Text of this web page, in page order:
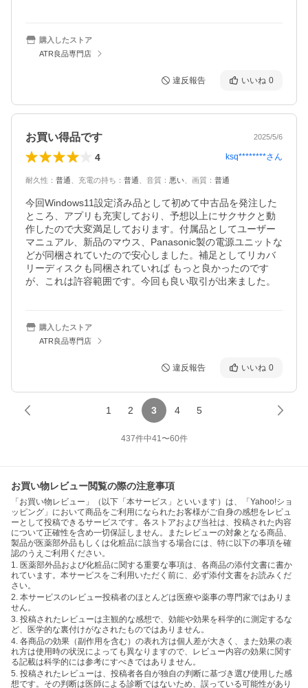
購入したストア
ATR良品専門店
違反報告 いいね 0
お買い得品です 2025/5/6
4 ksq********さん
耐久性 ： 普通 充電の持ち ： 普通 音質 ： 悪い 画質 ： 普通
今回Windows11設定済み品として初めて中古品を発注した
ところ、アプリも充実しており、予想以上にサクサクと動
作したので大変満足しております。付属品としてユーザー
マニュアル、新品のマウス、Panasonic製の電源ユニットな
どが同梱されていたので安心しました。補足としてリカバ
リーディスクも同梱されていれば もっと良かったのです
が、これは許容範囲です。今回も良い取引が出来ました。
購入したストア
ATR良品専門店
違反報告 いいね 0
1 2 3 4 5
437件中41〜60件
お買い物レビュー閲覧の際の注意事項
「お買い物レビュー」（以下「本サービス」といいます）は、「Yahoo!ショ
ッピング」において商品をご利用になられたお客様がご自身の感想をレビュ
ーとして投稿できるサービスです。各ストアおよび当社は、投稿された内容
について正確性を含め一切保証しません。またレビューの対象となる商品、
製品が医薬部外品もしくは化粧品に該当する場合には、特に以下の事項を確
認のうえご利用ください。
1. 医薬部外品および化粧品に関する重要な事項は、各商品の添付文書に書か
れています。本サービスをご利用いただく前に、必ず添付文書をお読みくだ
さい。
2. 本サービスのレビュー投稿者のほとんどは医療や薬事の専門家ではありま
せん。
3. 投稿されたレビューは主観的な感想で、効能や効果を科学的に測定するな
ど、医学的な裏付けがなされたものではありません。
4. 各商品の効果（副作用を含む）の表れ方は個人差が大きく、また効果の表
れ方は使用時の状況によっても異なりますので、レビュー内容の効果に関す
る記載は科学的には参考にすべきではありません。
5. 投稿されたレビューは、投稿者各自が独自の判断に基づき選び使用した感
想です。その判断は医師による診断ではないため、誤っている可能性があり